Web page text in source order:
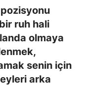
pozisyonu
ruh hali
olmaya
senin için
arka